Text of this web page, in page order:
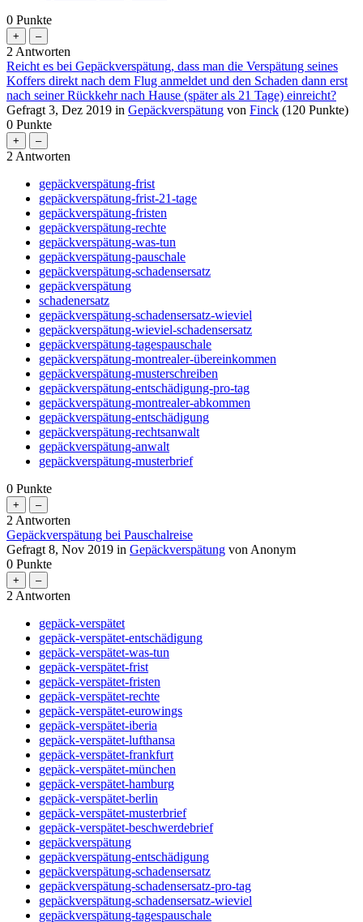
0 Punkte
2 Antworten
Reicht es bei Gepäckverspätung, dass man die Verspätung seines
Koffers direkt nach dem Flug anmeldet und den Schaden dann erst
nach seiner Rückkehr nach Hause (später als 21 Tage) einreicht?
Gefragt 3, Dez 2019 in Gepäckverspätung von Finck (120 Punkte)
0 Punkte
2 Antworten
gepäckverspätung-frist
gepäckverspätung-frist-21-tage
gepäckverspätung-fristen
gepäckverspätung-rechte
gepäckverspätung-was-tun
gepäckverspätung-pauschale
gepäckverspätung-schadensersatz
gepäckverspätung
schadenersatz
gepäckverspätung-schadensersatz-wieviel
gepäckverspätung-wieviel-schadensersatz
gepäckverspätung-tagespauschale
gepäckverspätung-montrealer-übereinkommen
gepäckverspätung-musterschreiben
gepäckverspätung-entschädigung-pro-tag
gepäckverspätung-montrealer-abkommen
gepäckverspätung-entschädigung
gepäckverspätung-rechtsanwalt
gepäckverspätung-anwalt
gepäckverspätung-musterbrief
0 Punkte
2 Antworten
Gepäckverspätung bei Pauschalreise
Gefragt 8, Nov 2019 in Gepäckverspätung von Anonym
0 Punkte
2 Antworten
gepäck-verspätet
gepäck-verspätet-entschädigung
gepäck-verspätet-was-tun
gepäck-verspätet-frist
gepäck-verspätet-fristen
gepäck-verspätet-rechte
gepäck-verspätet-eurowings
gepäck-verspätet-iberia
gepäck-verspätet-lufthansa
gepäck-verspätet-frankfurt
gepäck-verspätet-münchen
gepäck-verspätet-hamburg
gepäck-verspätet-berlin
gepäck-verspätet-musterbrief
gepäck-verspätet-beschwerdebrief
gepäckverspätung
gepäckverspätung-entschädigung
gepäckverspätung-schadensersatz
gepäckverspätung-schadensersatz-pro-tag
gepäckverspätung-schadensersatz-wieviel
gepäckverspätung-tagespauschale